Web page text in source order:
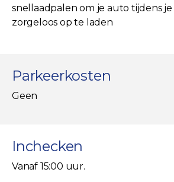
snellaadpalen om je auto tijdens
zorgeloos op te laden
Parkeerkosten
Geen
Inchecken
Vanaf 15:00 uur.